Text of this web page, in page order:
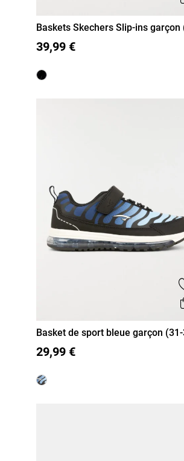
31 32
Baskets Skechers Slip-ins garçon
39,99 €
31 32 33 34 35 36 37
Basket de sport bleue garçon
29,99 €